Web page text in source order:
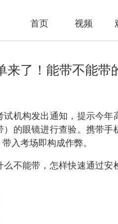
首页 视频
来了！能带不能
机构发出通知，提示今年
的眼镜进行查验。携带手
入考场即构成作弊。
不能带，怎样快速通过安